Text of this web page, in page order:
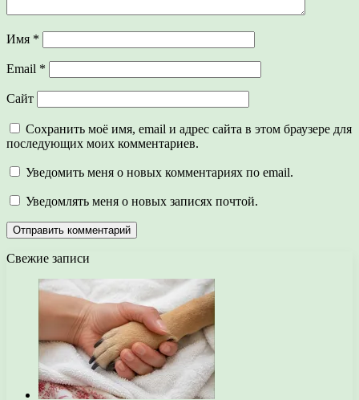
Имя *
Email *
Сайт
Сохранить моё имя, email и адрес сайта в этом браузере для
последующих моих комментариев.
Уведомить меня о новых комментариях по email.
Уведомлять меня о новых записях почтой.
Свежие записи